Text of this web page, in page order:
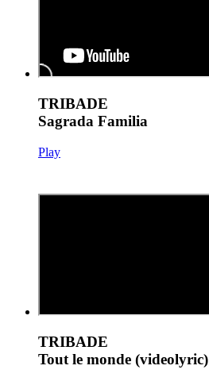
TRIBADE
Sagrada Familia
Play
TRIBADE
Tout le monde (videolyric)